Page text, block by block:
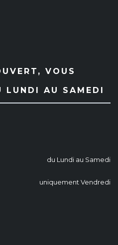
VOUS
LUNDI AU SAMEDI
du Lundi au Samedi
uniquement Vendredi